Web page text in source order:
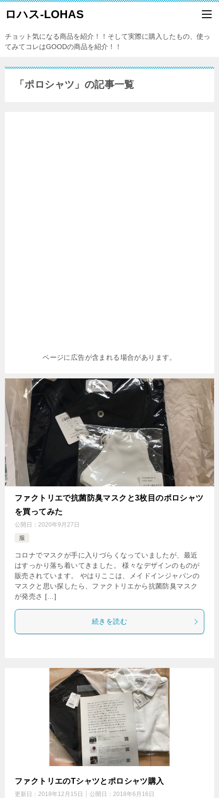
ロハス-LOHAS
チョット気になる商品を紹介！！そして実際に購入したもの、使っ
てみてコレはGOODの商品を紹介！！
「ポロシャツ」の記事一覧
ページに広告が含まれる場合があります。
ファクトリエで抗菌防臭マスクと3枚目のポロシャツ
を買ってみた
公開日： 2020年9月27日
服
コロナでマスクが手に入りづらくなっていましたが、最近
はすっかり落ち着いてきました。 様々なデザインのものが
販売されています。 やはりここは、メイドインジャパンの
マスクと思い探したら、ファクトリエから抗菌防臭マスク
が発売さ […]
続きを読む
ファクトリエのTシャツとポロシャツ購入
更新日： 2018年12月15日 公開日： 2018年6月16日